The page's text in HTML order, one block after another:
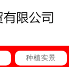
种植实景